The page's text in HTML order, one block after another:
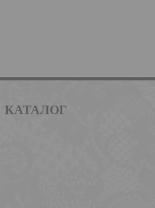
КАТАЛОГ